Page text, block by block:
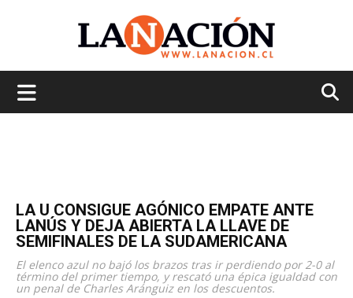
LA U CONSIGUE AGÓNICO EMPATE ANTE
LANÚS Y DEJA ABIERTA LA LLAVE DE
SEMIFINALES DE LA SUDAMERICANA
El elenco azul no bajó los brazos tras ir perdiendo por 2-0 al
término del primer tiempo, y rescató una épica igualdad con
un penal de Charles Aránguiz en los descuentos.